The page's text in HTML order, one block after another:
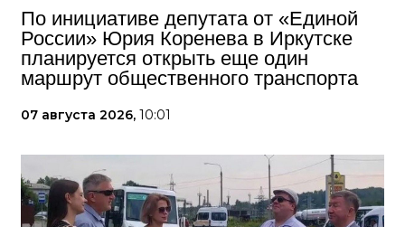
По инициативе депутата от «Единой
России» Юрия Коренева в Иркутске
планируется открыть еще один
маршрут общественного транспорта
07 августа 2026, 10:01